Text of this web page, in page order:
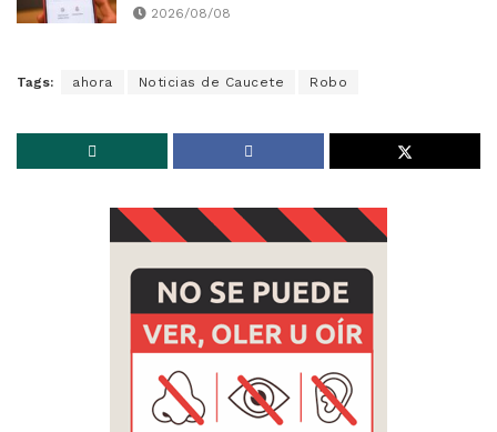
2026/08/08
Tags: ahora Noticias de Caucete Robo